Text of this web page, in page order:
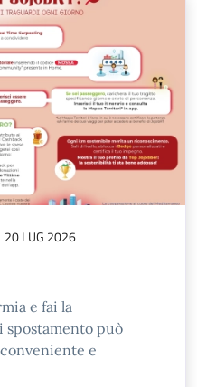
20 LUG 2026
e fai la
spostamento può
e